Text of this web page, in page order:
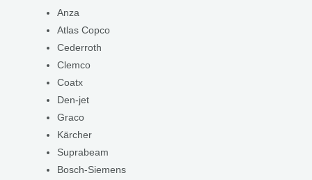
Anza
Atlas Copco
Cederroth
Clemco
Coatx
Den-jet
Graco
Kärcher
Suprabeam
Bosch-Siemens